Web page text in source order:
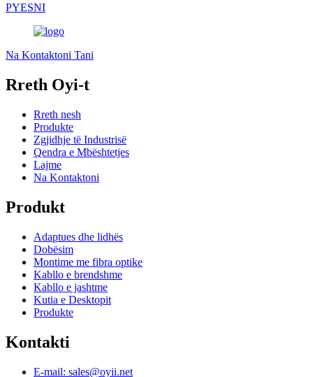
PYESNI
Na Kontaktoni Tani
Rreth Oyi-t
Rreth nesh
Produkte
Zgjidhje të Industrisë
Qendra e Mbështetjes
Lajme
Na Kontaktoni
Produkt
Adaptues dhe lidhës
Dobësim
Montime me fibra optike
Kabllo e brendshme
Kabllo e jashtme
Kutia e Desktopit
Produkte
Kontakti
E-mail: sales@oyii.net